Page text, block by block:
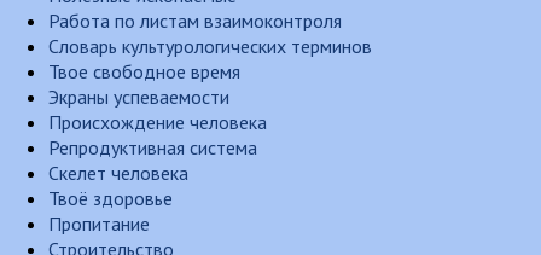
Работа по листам взаимоконтроля
Словарь культурологических терминов
Твое свободное время
Экраны успеваемости
Происхождение человека
Репродуктивная система
Скелет человека
Твоё здоровье
Пропитание
Строительство